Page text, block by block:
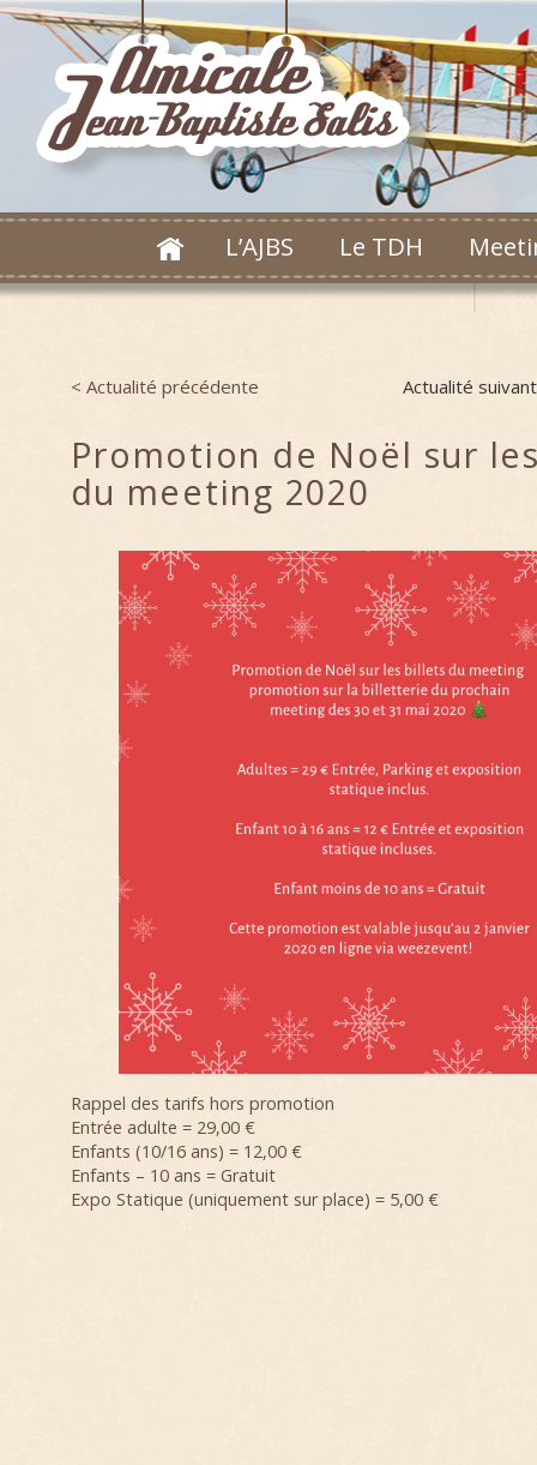
L’AJBS Le TDH
Post navigation
Actualité
< Actualité précédente
Promotion de Noël sur
du meeting 2020
Rappel des tarifs hors promotion
Entrée adulte = 29,00 €
Enfants (10/16 ans) = 12,00 €
Enfants – 10 ans = Gratuit
Expo Statique (uniquement sur place) = 5,00 €